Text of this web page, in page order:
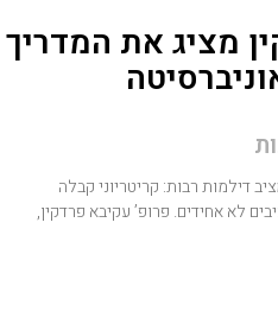
מציג את המדריך
דילמות רבות: קריטריוני קבלה
לא אחידים. פרופ’ עקיבא פרדקין,